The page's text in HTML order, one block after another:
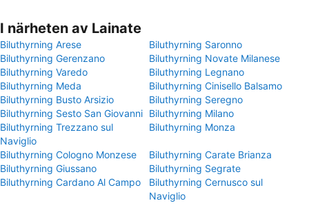
I närheten av Lainate
Biluthyrning Arese
Biluthyrning Saronno
Biluthyrning Gerenzano
Biluthyrning Novate Milanese
Biluthyrning Varedo
Biluthyrning Legnano
Biluthyrning Meda
Biluthyrning Cinisello Balsamo
Biluthyrning Busto Arsizio
Biluthyrning Seregno
Biluthyrning Sesto San Giovanni Biluthyrning Milano
Biluthyrning Trezzano sul
Naviglio
Biluthyrning Monza
Biluthyrning Cologno Monzese
Biluthyrning Carate Brianza
Biluthyrning Giussano
Biluthyrning Segrate
Biluthyrning Cardano Al Campo
Biluthyrning Cernusco sul
Naviglio